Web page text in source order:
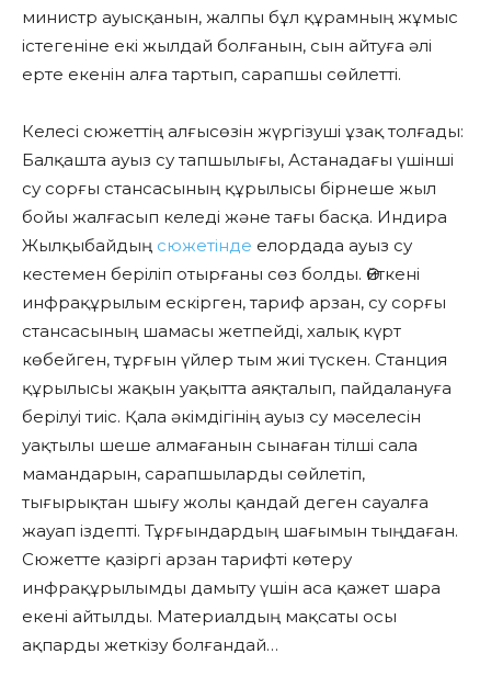
министр ауысқанын, жалпы бұл құрамның жұмыс
істегеніне екі жылдай болғанын, сын айтуға әлі
ерте екенін алға тартып, сарапшы сөйлетті.
Келесі сюжеттің алғысөзін жүргізуші ұзақ толғады:
Балқашта ауыз су тапшылығы, Астанадағы үшінші
су сорғы стансасының құрылысы бірнеше жыл
бойы жалғасып келеді және тағы басқа. Индира
Жылқыбайдың сюжетінде елордада ауыз су
кестемен беріліп отырғаны сөз болды. Өйткені
инфрақұрылым ескірген, тариф арзан, су сорғы
стансасының шамасы жетпейді, халық күрт
көбейген, тұрғын үйлер тым жиі түскен. Станция
құрылысы жақын уақытта аяқталып, пайдалануға
берілуі тиіс. Қала әкімдігінің ауыз су мәселесін
уақтылы шеше алмағанын сынаған тілші сала
мамандарын, сарапшыларды сөйлетіп,
тығырықтан шығу жолы қандай деген сауалға
жауап іздепті. Тұрғындардың шағымын тыңдаған.
Сюжетте қазіргі арзан тарифті көтеру
инфрақұрылымды дамыту үшін аса қажет шара
екені айтылды. Материалдың мақсаты осы
ақпарды жеткізу болғандай…